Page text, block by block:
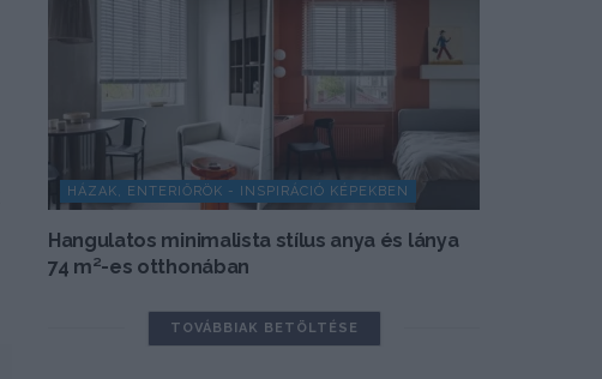
HÁZAK, ENTERIŐRÖK - INSPIRÁCIÓ KÉPEKBEN
Hangulatos minimalista stílus anya és lánya
74 m²-es otthonában
TOVÁBBIAK BETÖLTÉSE